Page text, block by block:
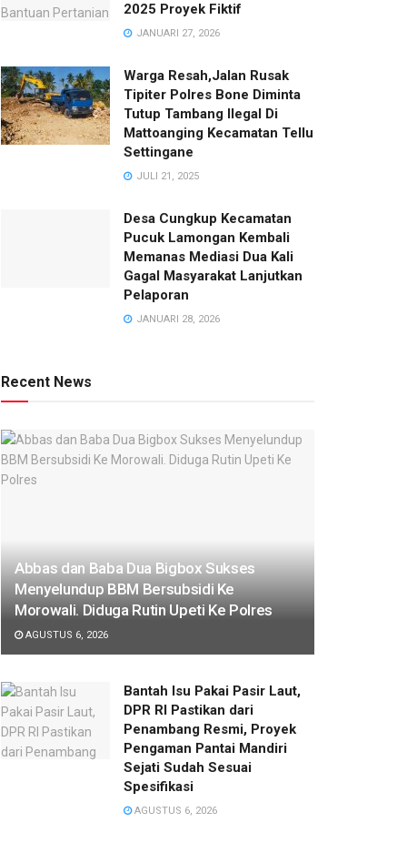
2025 Proyek Fiktif
JANUARI 27, 2026
Warga Resah,Jalan Rusak
Tipiter Polres Bone Diminta
Tutup Tambang Ilegal Di
Mattoanging Kecamatan Tellu
Settingane
JULI 21, 2025
Desa Cungkup Kecamatan
Pucuk Lamongan Kembali
Memanas Mediasi Dua Kali
Gagal Masyarakat Lanjutkan
Pelaporan
JANUARI 28, 2026
Recent News
Abbas dan Baba Dua Bigbox Sukses
Menyelundup BBM Bersubsidi Ke
Morowali. Diduga Rutin Upeti Ke Polres
AGUSTUS 6, 2026
Bantah Isu Pakai Pasir Laut,
DPR RI Pastikan dari
Penambang Resmi, Proyek
Pengaman Pantai Mandiri
Sejati Sudah Sesuai
Spesifikasi
AGUSTUS 6, 2026